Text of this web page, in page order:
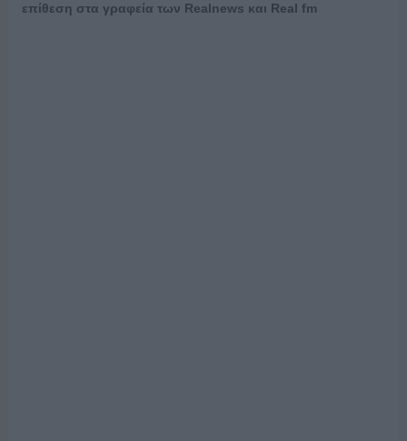
επίθεση στα γραφεία των Realnews και Real fm